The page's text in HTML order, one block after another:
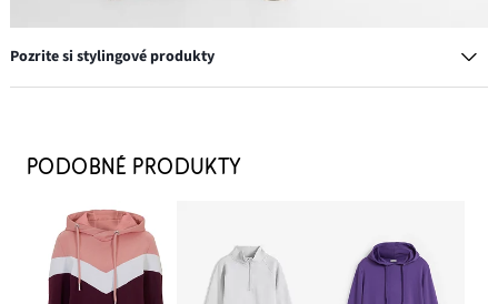
Pozrite si stylingové produkty
18,99 €
Taška Shopper, bavlnená, v štruktúrovanom vzhľade
22,99 €
PODOBNÉ PRODUKTY